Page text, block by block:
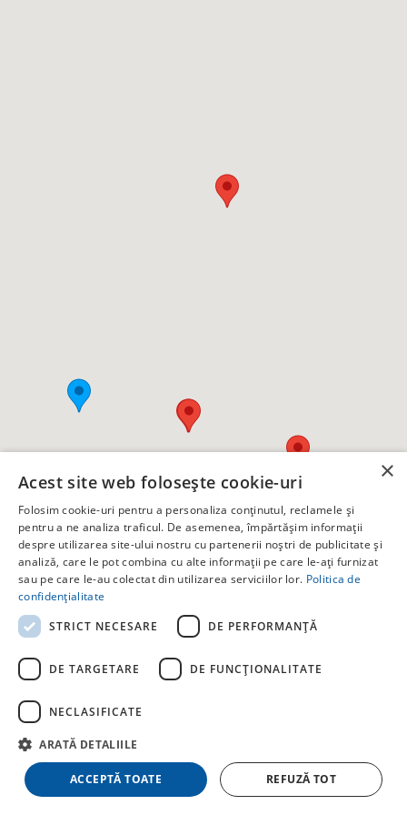
21 locuri · 9 camere · 9 băi
Începând de la 370 RON
×
Acest site web folosește cookie-uri
Folosim cookie-uri pentru a personaliza conținutul, reclamele și
pentru a ne analiza traficul. De asemenea, împărtășim informații
despre utilizarea site-ului nostru cu partenerii noștri de publicitate și
analiză, care le pot combina cu alte informații pe care le-ați furnizat
sau pe care le-au colectat din utilizarea serviciilor lor. Politica de
confidențialitate
STRICT NECESARE
DE PERFORMANȚĂ
DE TARGETARE DE FUNCŢIONALITATE
NECLASIFICATE
ARATĂ DETALIILE
ACCEPTĂ TOATE REFUZĂ TOT